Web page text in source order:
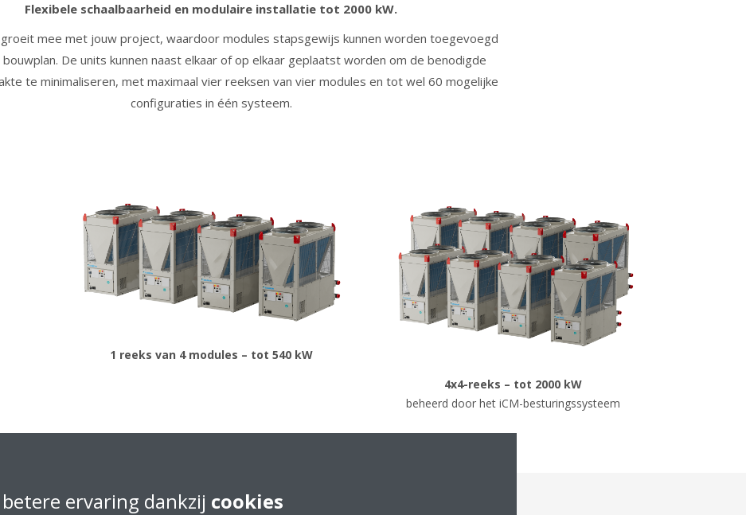
Flexibele schaalbaarheid en modulaire installatie tot 2000 kW.
mee met jouw project, waardoor modules stapsgewijs kunnen worden toegevoegd
De units kunnen naast elkaar of op elkaar geplaatst worden om de benodigde
te minimaliseren, met maximaal vier reeksen van vier modules en tot wel 60 mogelijke
configuraties in één systeem.
1 reeks van 4 modules – tot 540 kW
4x4-reeks – tot 2000 kW
beheerd door het iCM-besturingssysteem
betere ervaring dankzij cookies